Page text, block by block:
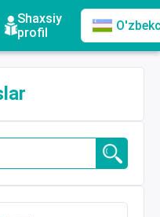
Shaxsiy
profil